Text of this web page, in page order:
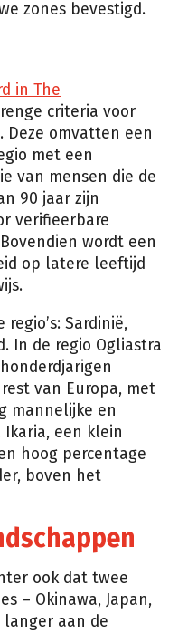
zones bevestigd.
in The
criteria voor
Deze omvatten een
met een
van mensen die de
90 jaar zijn
verifieerbare
wordt een
op latere leeftijd
Sardinië,
In de regio Ogliastra
van Europa, met
mannelijke en
een klein
hoog percentage
boven het
ook dat twee
– Okinawa, Japan,
langer aan de